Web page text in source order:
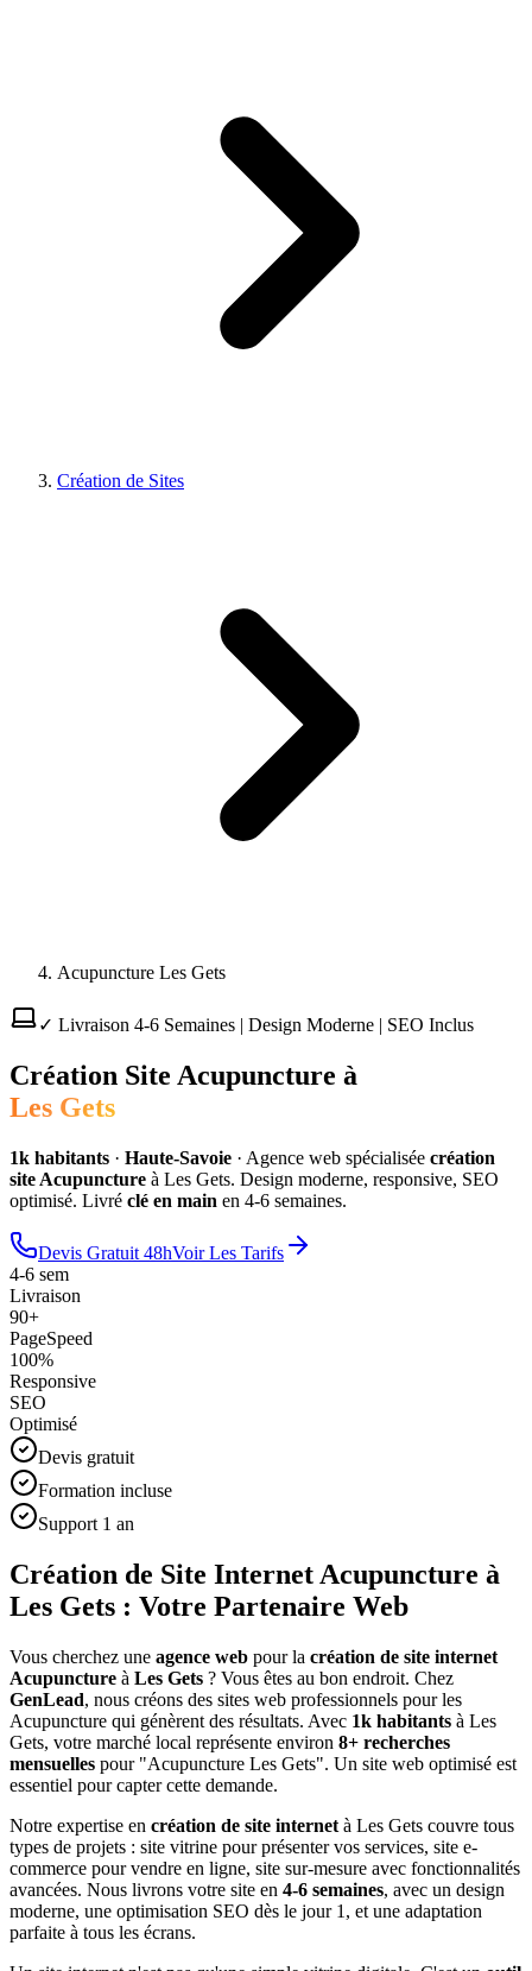
Création de Sites
Acupuncture Les Gets
✓ Livraison 4-6 Semaines | Design Moderne | SEO Inclus
Création Site Acupuncture à
Les Gets
1k habitants · Haute-Savoie · Agence web spécialisée création
site Acupuncture à Les Gets. Design moderne, responsive, SEO
optimisé. Livré clé en main en 4-6 semaines.
Devis Gratuit 48hVoir Les Tarifs
4-6 sem
Livraison
90+
PageSpeed
100%
Responsive
SEO
Optimisé
Devis gratuit
Formation incluse
Support 1 an
Création de Site Internet Acupuncture à
Les Gets : Votre Partenaire Web
Vous cherchez une agence web pour la création de site internet
Acupuncture à Les Gets ? Vous êtes au bon endroit. Chez
GenLead, nous créons des sites web professionnels pour les
Acupuncture qui génèrent des résultats. Avec 1k habitants à Les
Gets, votre marché local représente environ 8+ recherches
mensuelles pour "Acupuncture Les Gets". Un site web optimisé est
essentiel pour capter cette demande.
Notre expertise en création de site internet à Les Gets couvre tous
types de projets : site vitrine pour présenter vos services, site e-
commerce pour vendre en ligne, site sur-mesure avec fonctionnalités
avancées. Nous livrons votre site en 4-6 semaines, avec un design
moderne, une optimisation SEO dès le jour 1, et une adaptation
parfaite à tous les écrans.